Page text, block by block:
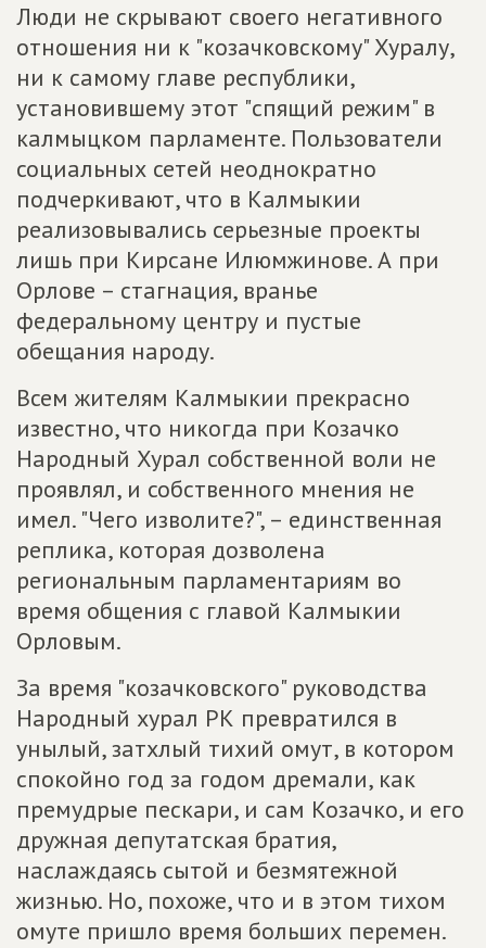
Люди не скрывают своего негативного
отношения ни к "козачковскому" Хуралу,
ни к самому главе республики,
установившему этот "спящий режим" в
калмыцком парламенте. Пользователи
социальных сетей неоднократно
подчеркивают, что в Калмыкии
реализовывались серьезные проекты
лишь при Кирсане Илюмжинове. А при
Орлове – стагнация, вранье
федеральному центру и пустые
обещания народу.
Всем жителям Калмыкии прекрасно
известно, что никогда при Козачко
Народный Хурал собственной воли не
проявлял, и собственного мнения не
имел. "Чего изволите?", – единственная
реплика, которая дозволена
региональным парламентариям во
время общения с главой Калмыкии
Орловым.
За время "козачковского" руководства
Народный хурал РК превратился в
унылый, затхлый тихий омут, в котором
спокойно год за годом дремали, как
премудрые пескари, и сам Козачко, и его
дружная депутатская братия,
наслаждаясь сытой и безмятежной
жизнью. Но, похоже, что и в этом тихом
омуте пришло время больших перемен.